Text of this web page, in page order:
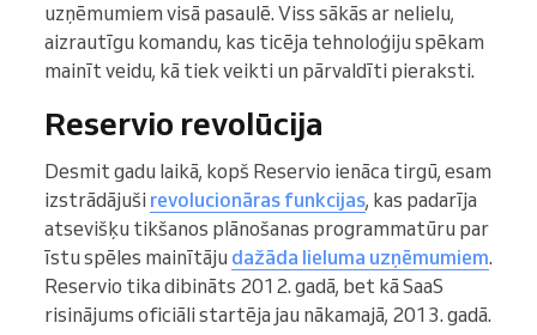
uzņēmumiem visā pasaulē. Viss sākās ar nelielu,
aizrautīgu komandu, kas ticēja tehnoloģiju spēkam
mainīt veidu, kā tiek veikti un pārvaldīti pieraksti.
Reservio revolūcija
Desmit gadu laikā, kopš Reservio ienāca tirgū, esam
izstrādājuši revolucionāras funkcijas, kas padarīja
atsevišķu tikšanos plānošanas programmatūru par
īstu spēles mainītāju dažāda lieluma uzņēmumiem.
Reservio tika dibināts 2012. gadā, bet kā SaaS
risinājums oficiāli startēja jau nākamajā, 2013. gadā.